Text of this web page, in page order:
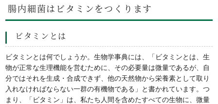
腸内細菌はビタミンをつくります
ビタミンとは
ビタミンとは何でしょうか。生物学事典には、「ビタミンとは、生
物が正常な生理機能を営むために、その必要量は微量であるが、自
分ではそれを生成・合成できず、他の天然物から栄養素として取り
入れなければならない一群の有機物である」と書かれています。つ
まり、「ビタミン」は、私たち人間を含めたすべての生物に、微量